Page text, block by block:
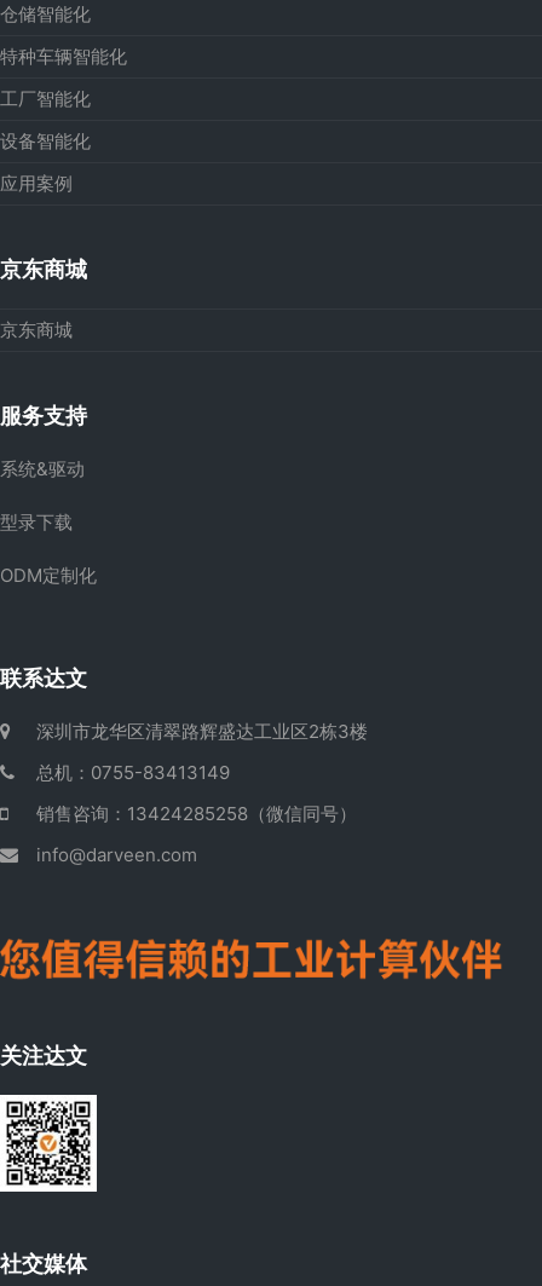
仓储智能化
特种车辆智能化
工厂智能化
设备智能化
应用案例
京东商城
京东商城
服务支持
系统&驱动
型录下载
ODM定制化
联系达文
深圳市龙华区清翠路辉盛达工业区2栋3楼
总机：0755-83413149
销售咨询：13424285258（微信同号）
info@darveen.com
关注达文
社交媒体